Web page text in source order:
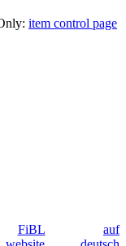
item control page
auf